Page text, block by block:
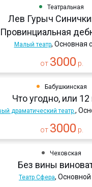
Театральная
Лев Гурыч
Провинциальная
Малый театр, Основная
от 3000 р.
Бабушкинская
Что угодно, или 12
драматический театр.,
от 3000 р.
Чеховская
Без вины
Театр Сфера, Основной